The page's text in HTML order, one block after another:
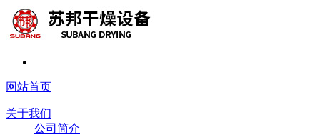
网站首页
关于我们
公司简介